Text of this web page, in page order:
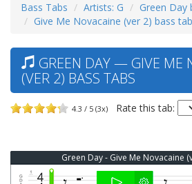
Bass Tabs Artists: G
Green Day
Give Me Novacaine (ver 2) bass
GREEN DAY — GIVE ME
(VER 2) BASS TABS
4.3 / 5 (3x) Rate this tab:
Green Day - Give Me Novacaine